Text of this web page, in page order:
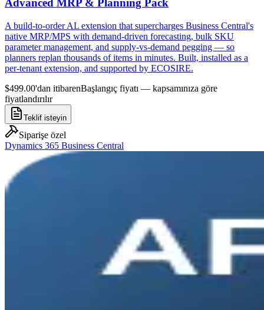
Advanced MRP & Planning Pack
A build-to-order AL extension that supercharges Business Central's
native MRP/MPS with demand-driven forecasting, bulk SKU
parameter management, and supply-vs-demand pegging — so
planners replan thousands of items in minutes. Built, installed as a
per-tenant extension, and supported by ECOSIRE.
$499.00'dan itibarenBaşlangıç fiyatı — kapsamınıza göre
fiyatlandırılır
Teklif isteyin
Siparişe özel
Dynamics 365 Business Central